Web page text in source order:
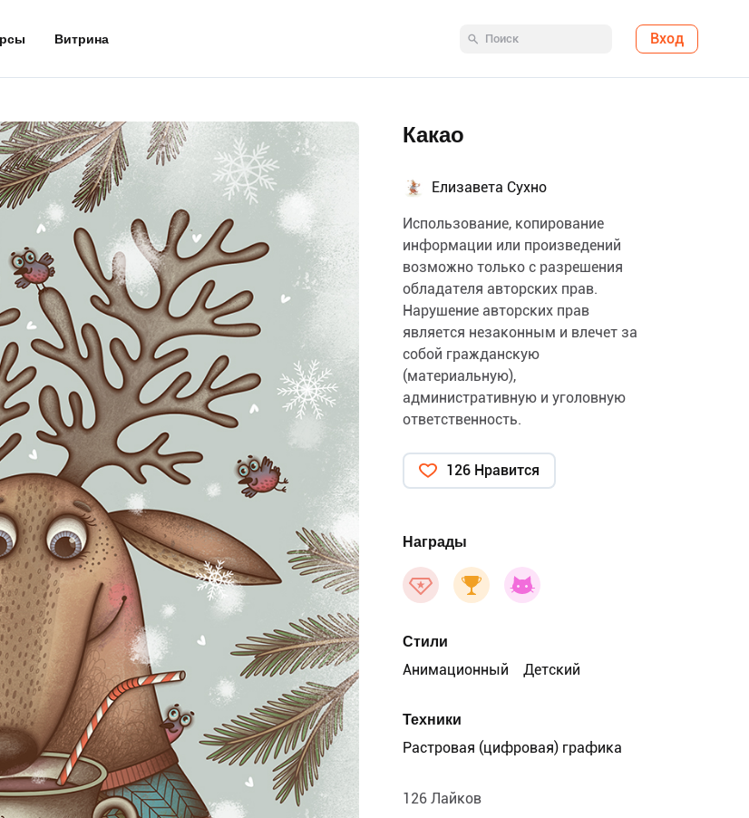
Витрина Вход
Какао
Елизавета Сухно
Использование, копирование
информации или произведений
возможно только с разрешения
обладателя авторских прав.
Нарушение авторских прав
является незаконным и влечет за
собой гражданскую
(материальную),
административную и уголовную
ответственность.
126 Нравится
Награды
Стили
Анимационный
Детский
Техники
Растровая (цифровая) графика
126 Лайков